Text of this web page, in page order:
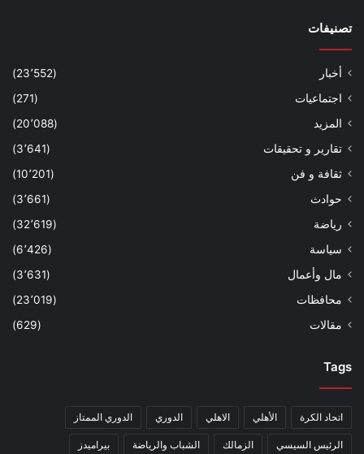
تصنيفات
أخبار
(23٬552)
اجتماعيات
(271)
المزيد
(20٬088)
تقارير و تحقيقات
(3٬641)
ثقافة و فن
(10٬201)
حوادث
(3٬661)
رياضة
(32٬619)
سياسة
(6٬426)
مال وأعمال
(3٬631)
محافظات
(23٬019)
مقالات
(629)
Tags
اتحاد الكرة الأهلي الاهلي الدوري الدوري الممتاز
الرئيس السيسي الزمالك الشباب والرياضة بيراميدز